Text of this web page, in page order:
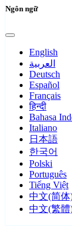
Ngôn ngữ
English
العربية
Deutsch
Español
Français
हिन्दी
Bahasa
Italiano
日本語
한국어
Polski
Português
Tiếng Việt
中文(简体
中文(繁體